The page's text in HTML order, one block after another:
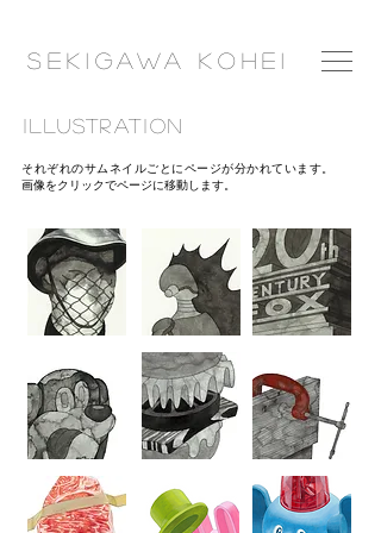
​Seki gawa Ko hei
ILLUSTRATION
それぞれのサムネイルごとにページが分かれています。
画像をクリックでページに移動します。